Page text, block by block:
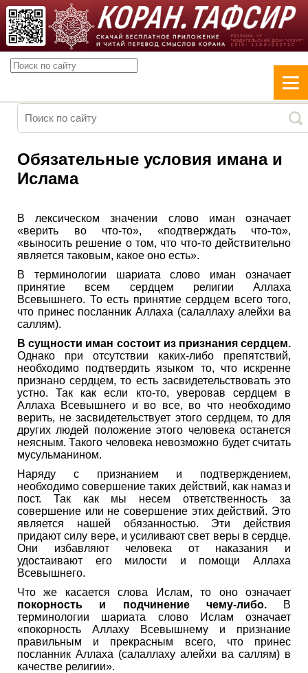
Обязательные условия имана и
Ислама
В лексическом значении слово иман означает
«верить во что-то», «подтверждать что-то»,
«выносить решение о том, что что-то действительно
является таковым, какое оно есть».
В терминологии шариата слово иман означает
принятие всем сердцем религии Аллаха
Всевышнего. То есть принятие сердцем всего того,
что принес посланник Аллаха (салаллаху алейхи ва
саллям).
В сущности иман состоит из признания сердцем.
Однако при отсутствии каких-либо препятствий,
необходимо подтвердить языком то, что искренне
признано сердцем, то есть засвидетельствовать это
устно. Так как если кто-то, уверовав сердцем в
Аллаха Всевышнего и во все, во что необходимо
верить, не засвидетельствует этого сердцем, то для
других людей положение этого человека останется
неясным. Такого человека невозможно будет считать
мусульманином.
Наряду с признанием и подтверждением,
необходимо совершение таких действий, как намаз и
пост. Так как мы несем ответственность за
совершение или не совершение этих действий. Это
является нашей обязанностью. Эти действия
придают силу вере, и усиливают свет веры в сердце.
Они избавляют человека от наказания и
удостаивают его милости и помощи Аллаха
Всевышнего.
Что же касается слова Ислам, то оно означает
покорность и подчинение чему-либо.В
терминологии шариата слово Ислам означает
«покорность Аллаху Всевышнему и признание
правильным и прекрасным всего, что принес
посланник Аллаха (салаллаху алейхи ва саллям) в
качестве религии».